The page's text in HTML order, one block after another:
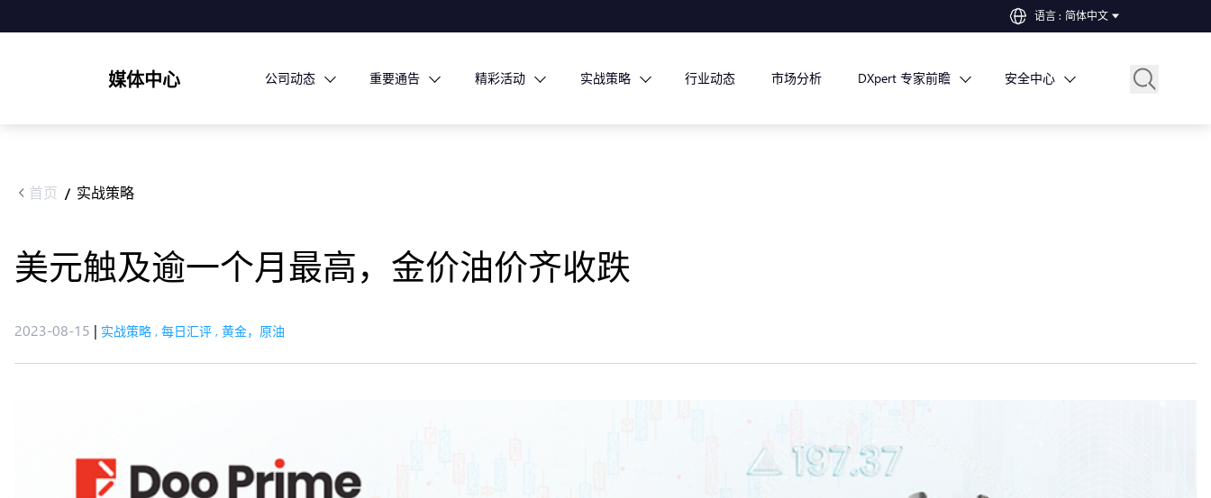
语言 : 简体中文
媒体中心 公司动态 重要通告 精彩活动 实战策略 行业动态 市场分析 DXpert 专家前瞻 安全中心
首页 / 实战策略
美元触及逾一个月最高，金价油价齐收跌
2023-08-15 | 实战策略 , 每日汇评 , 黄金，原油